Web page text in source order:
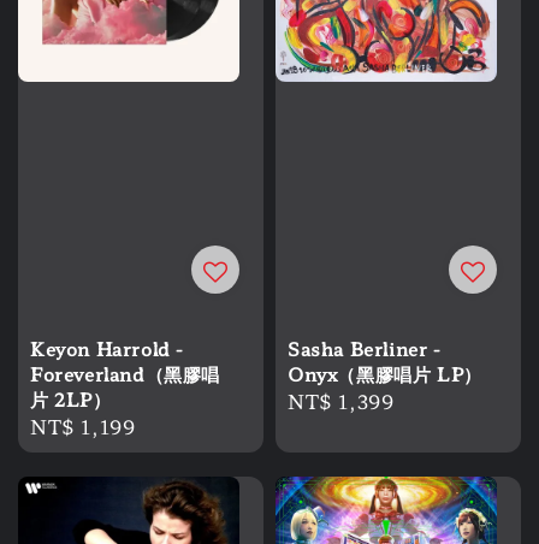
Keyon Harrold -
Foreverland（黑膠唱
片 2LP）
Regular
price
NT$ 1,199
Sasha Berliner -
Onyx（黑膠唱片 LP）
Regular
NT$ 1,399